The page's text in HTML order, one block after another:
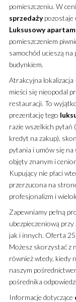
pomieszczeniu. W
sprzedażypozostaje
Luksusowy
pomieszczeniem
samochód ucieszą na
budynkiem.
Atrakcyjna lokalizacja
mieści się nieopodal
restauracji. To
prezentację tego
razie wszelkich pytań (
kredyt na zakup),
pytania i umów się na
objęty znanym i
Kupujący nie płaci
przerzucona na
profesjonalizm i
Zapewniamy pełną
ubezpieczeniową przy
jak i innych. Oferta
Możesz skorzystać z
również wtedy, kiedy
naszym
pośrednika
Informacje dotyczące